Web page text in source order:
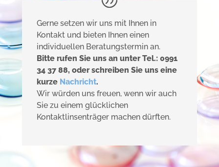
Gerne setzen wir uns mit Ihnen in
Kontakt und bieten Ihnen einen
individuellen Beratungstermin an.
Bitte rufen Sie uns an unter Tel.: 0991
34 37 88, oder schreiben Sie uns eine
kurze Nachricht.
Wir würden uns freuen, wenn wir auch
Sie zu einem glücklichen
Kontaktlinsenträger machen dürften.